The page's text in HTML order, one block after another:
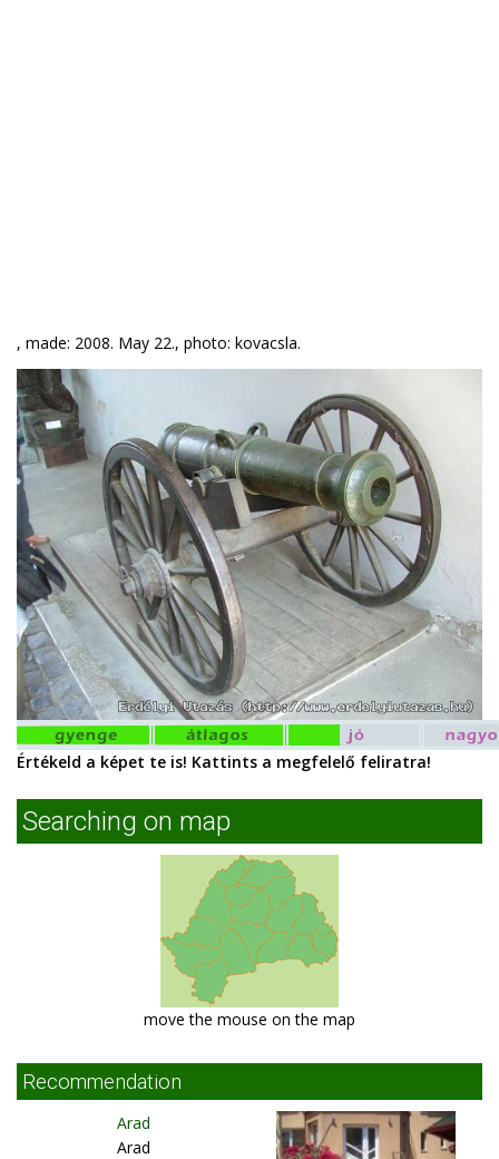
, made: 2008. May 22., photo: kovacsla.
Értékeld a képet te is! Kattints a megfelelő feliratra!
Searching on map
move the mouse on the map
Recommendation
Arad
Arad